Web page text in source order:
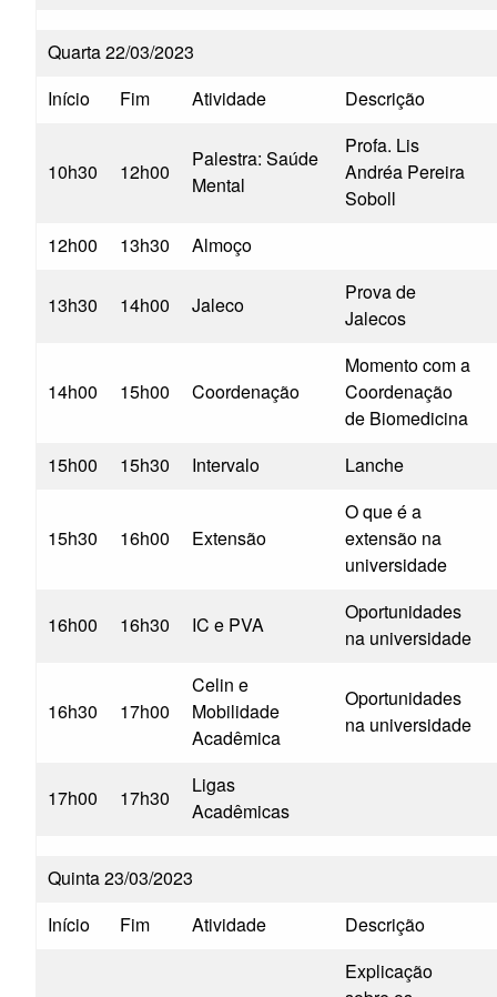
Quarta 22/03/2023
Início
Fim Atividade Descrição
10h30 12h00
Palestra: Saúde
Mental
Profa. Lis
Andréa Pereira
Soboll
12h00
13h30 Almoço
13h30 14h00 Jaleco
Prova de
Jalecos
14h00 15h00 Coordenação
Momento com a
Coordenação
de Biomedicina
15h00
15h30 Intervalo Lanche
15h30 16h00 Extensão
O que é a
extensão na
universidade
16h00 16h30 IC e PVA
Oportunidades
na universidade
16h30 17h00
Celin e
Mobilidade
Acadêmica
Oportunidades
na universidade
17h00 17h30
Ligas
Acadêmicas
Quinta 23/03/2023
Início
Fim Atividade
Descrição
Explicação